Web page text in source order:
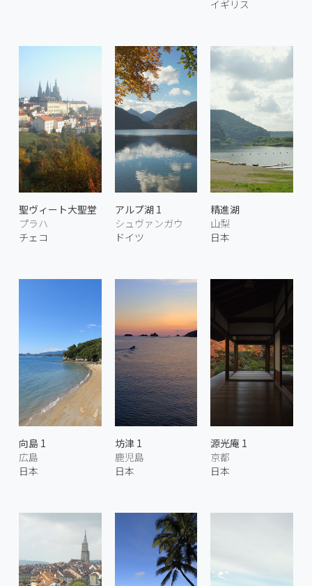
イギリス
聖ヴィート大聖堂
プラハ
チェコ
アルプ湖 1
シュヴァンガウ
ドイツ
精進湖
山梨
日本
向島 1
広島
日本
坊津 1
鹿児島
日本
源光庵 1
京都
日本